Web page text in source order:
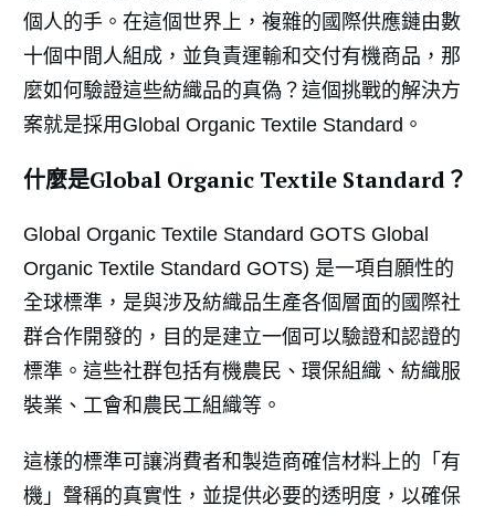
個人的手。在這個世界上，複雜的國際供應鏈由數
十個中間人組成，並負責運輸和交付有機商品，那
麼如何驗證這些紡織品的真偽？這個挑戰的解決方
案就是採用Global Organic Textile Standard。
什麼是Global Organic Textile Standard？
Global Organic Textile Standard GOTS Global
Organic Textile Standard GOTS) 是一項自願性的
全球標準，是與涉及紡織品生產各個層面的國際社
群合作開發的，目的是建立一個可以驗證和認證的
標準。這些社群包括有機農民、環保組織、紡織服
裝業、工會和農民工組織等。
這樣的標準可讓消費者和製造商確信材料上的「有
機」聲稱的真實性，並提供必要的透明度，以確保